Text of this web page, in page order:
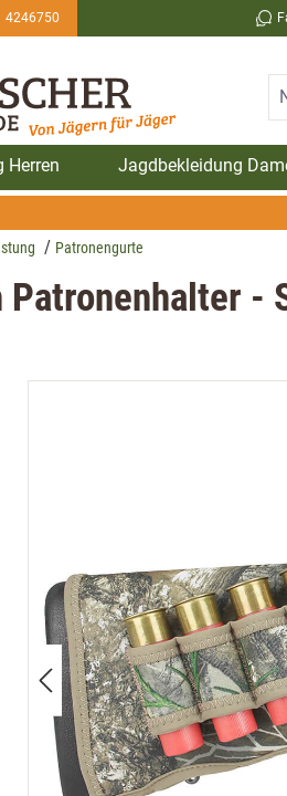
springen
4246750
Herren Jagdbekleidung
Patronengurte
Patronenhalter -